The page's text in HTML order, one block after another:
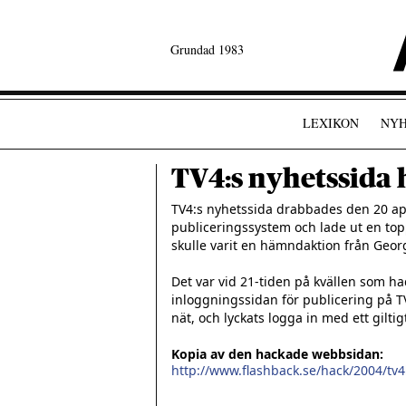
Grundad 1983
LEXIKON
TV4:s nyhetssida
TV4:s nyhetssida drabbades den 20
publiceringssystem och lade ut en
skulle varit en hämndaktion från
Det var vid 21-tiden på kvällen som
inloggningssidan för publicering på
nät, och lyckats logga in med ett
Kopia av den hackade webbsidan:
http://www.flashback.se/hack/2004/